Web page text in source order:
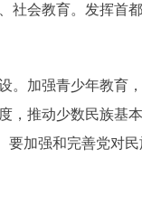
会教育。发挥首都
加强青少年教育
，推动少数民族基
要加强和完善党对